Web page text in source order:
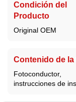
Condición del
Producto
Original OEM
Contenido de la
Fotoconductor,
instrucciones de